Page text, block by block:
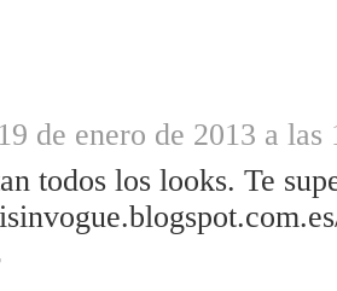
19 de enero de 2013 a las
todos los looks. Te